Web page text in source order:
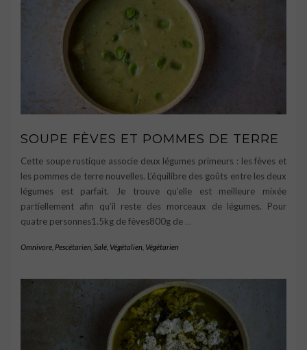
SOUPE FÈVES ET POMMES DE TERRE
Cette soupe rustique associe deux légumes primeurs : les fèves et
les pommes de terre nouvelles. L’équilibre des goûts entre les deux
légumes est parfait. Je trouve qu’elle est meilleure mixée
partiellement afin qu’il reste des morceaux de légumes. Pour
quatre personnes1.5kg de fèves800g de
Omnivore Pescétarien Salé Végétalien Végétarien